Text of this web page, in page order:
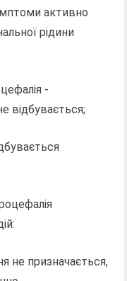
активно
рідини
-
відбувається;
не призначається,